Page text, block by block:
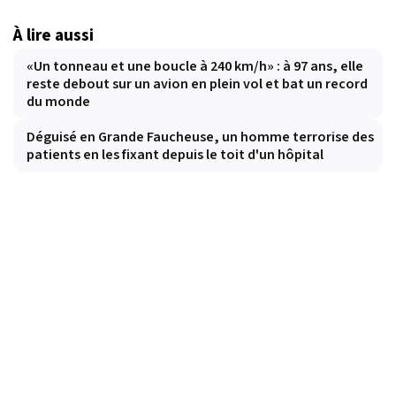
À lire aussi
«Un tonneau et une boucle à 240 km/h» : à 97 ans, elle
reste debout sur un avion en plein vol et bat un record
du monde
Déguisé en Grande Faucheuse, un homme terrorise des
patients en les fixant depuis le toit d'un hôpital